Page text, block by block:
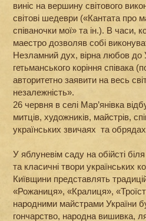
виніс на вершину світового
світові шедеври («Кантата про
співаночки мої» та ін.). В часи,
маестро дозволяв собі
Незламний дух, вірна любов до
гетьманського коріння співака
авторитетно заявити на весь
незалежність».
26 червня в селі Мар’янівка
митців, художників, майстрів,
українських звичаях та
У яблуневім саду на обійсті
та класичні твори українських
Київщини представлять
«Рожаниця», «Кралиця»,
народними майстрами України
гончарство, народна вишивка,